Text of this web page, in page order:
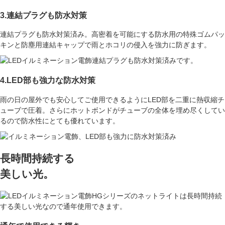
3.連結プラグも防水対策
連結プラグも防水対策済み。高密着を可能にする防水用の特殊ゴムパッ
キンと防塵用連結キャップで雨とホコリの侵入を強力に防ぎます。
4.LED部も強力な防水対策
雨の日の屋外でも安心してご使用できるようにLED部を二重に熱収縮チ
ューブで圧着。 さらにホットボンドがチューブの全体を埋め尽くしてい
るので防水性にとても優れています。
長時間持続する
美しい光。